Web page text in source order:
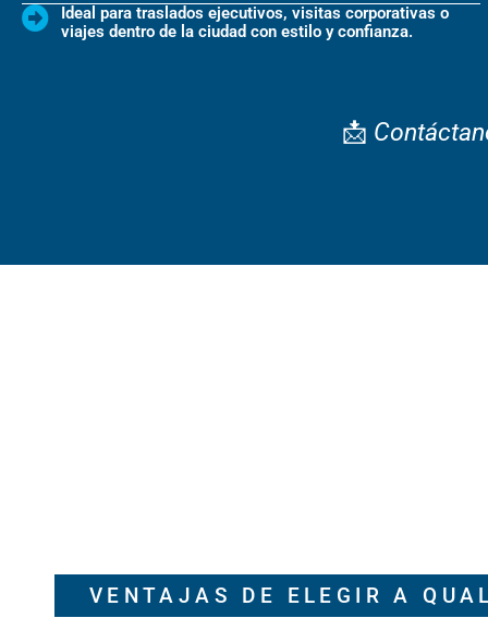
Ideal para traslados ejecutivos, visitas corporativas o
viajes dentro de la ciudad con estilo y confianza.
📩
VENTAJAS DE ELEGIR A